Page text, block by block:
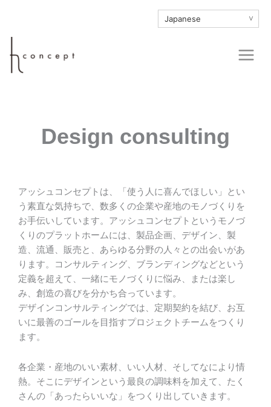
∨
Design consulting
アッシュコンセプトは、「使う人に喜んでほしい」とい
う素直な気持ちで、数多くの企業や産地のモノづくりを
お手伝いしています。アッシュコンセプトというモノづ
くりのプラットホームには、製品企画、デザイン、製
造、流通、販売と、あらゆる分野の人々との出会いがあ
ります。コンサルティング、ブランディングなどという
定義を超えて、一緒にモノづくりに悩み、または楽し
み、創造の喜びを分かち合っています。
デザインコンサルティングでは、定期契約を結び、お互
いに最善のゴールを目指すプロジェクトチームをつくり
ます。
各企業・産地のいい素材、いい人材、そしてなにより情
熱。そこにデザインという最良の調味料を加えて、たく
さんの「あったらいいな」をつくり出していきます。